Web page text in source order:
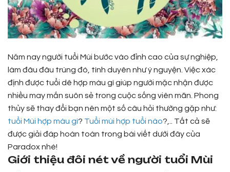
Năm nay người tuổi Mùi bước vào đỉnh cao của sự nghiệp,
làm đâu đâu trúng đó, tình duyên như ý nguyện. Việc xác
định được tuổi dê hợp màu gì giúp người mặc nhận được
nhiều may mắn suôn sẻ trong cuộc sống viên mãn. Phong
thủy sẽ thay đổi bạn nên một số câu hỏi thường gặp như:
tuổi Mùi hợp màu gì? Tuổi mùi hợp tuổi nào?,.. Tất cả sẽ
được giải đáp hoàn toàn trong bài viết dưới đây của
Paradox nhé!
Giới thiệu đôi nét về người tuổi Mùi